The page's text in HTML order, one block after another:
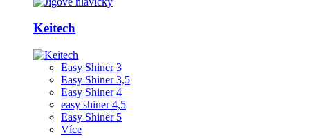
Keitech
Easy Shiner 3
Easy Shiner 3,5
Easy Shiner 4
easy shiner 4,5
Easy Shiner 5
Více